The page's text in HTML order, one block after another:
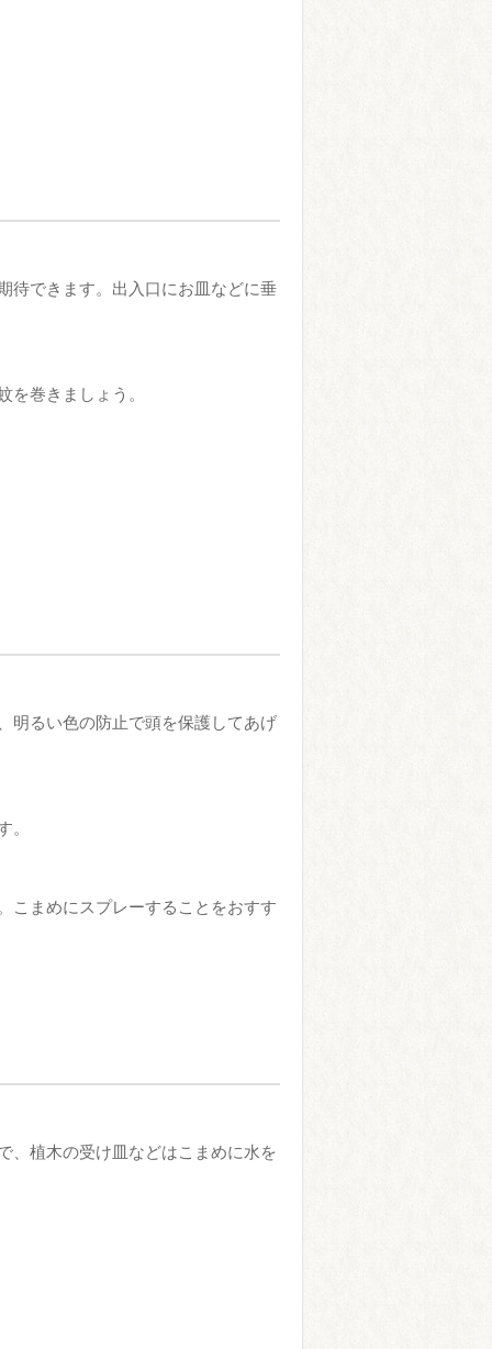
待できます。出入口にお皿などに垂
巻きましょう。
明るい色の防止で頭を保護してあげ
。
こまめにスプレーすることをおすす
、植木の受け皿などはこまめに水を